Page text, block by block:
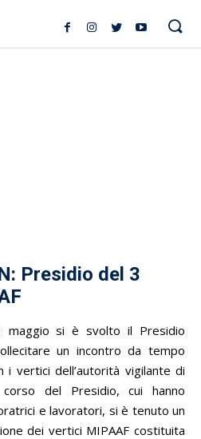
Presidio del 3
maggio si è svolto il Presidio
un incontro da tempo
i vertici dell’autorità vigilante di
del Presidio, cui hanno
e lavoratori, si è tenuto un
dei vertici MIPAAF costituita